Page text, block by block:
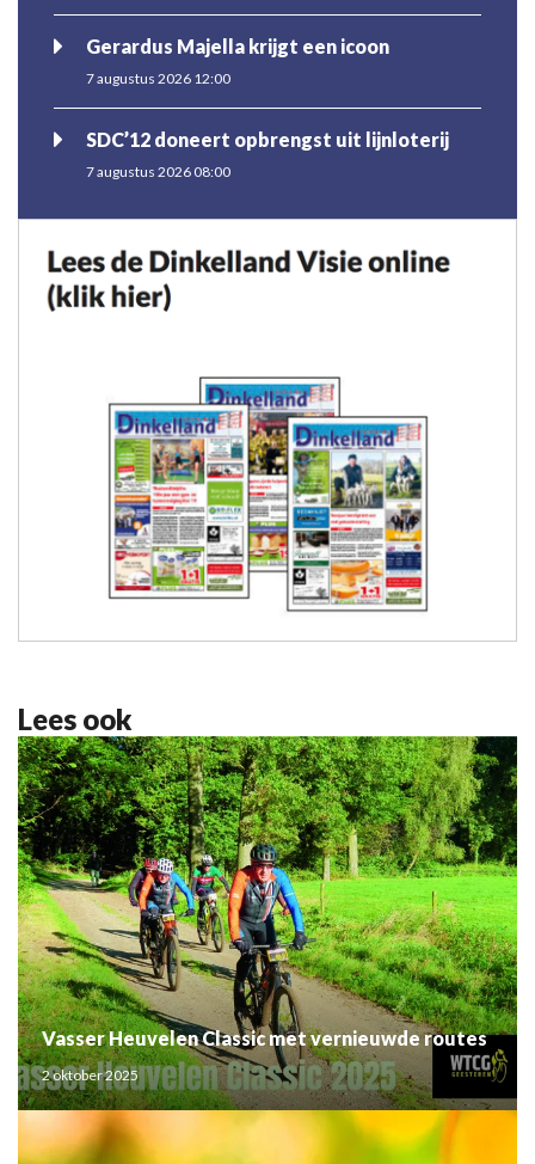
Gerardus Majella krijgt een icoon
7 augustus 2026 12:00
SDC’12 doneert opbrengst uit lijnloterij
7 augustus 2026 08:00
Lees ook
Vasser Heuvelen Classic met vernieuwde routes
2 oktober 2025